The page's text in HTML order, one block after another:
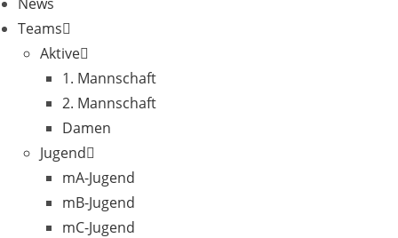
Teams
Aktive
1. Mannschaft
2. Mannschaft
Damen
Jugend
mA-Jugend
mB-Jugend
mC-Jugend